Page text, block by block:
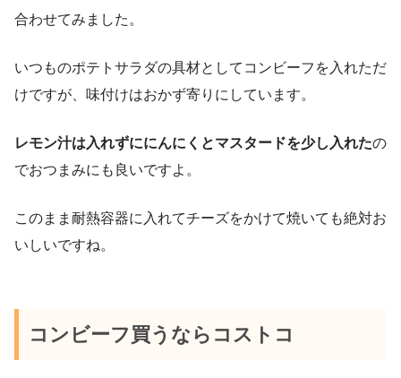
合わせてみました。
いつものポテトサラダの具材としてコンビーフを入れただ
けですが、味付けはおかず寄りにしています。
レモン汁は入れずににんにくとマスタードを少し入れたの
でおつまみにも良いですよ。
このまま耐熱容器に入れてチーズをかけて焼いても絶対お
いしいですね。
コンビーフ買うならコストコ